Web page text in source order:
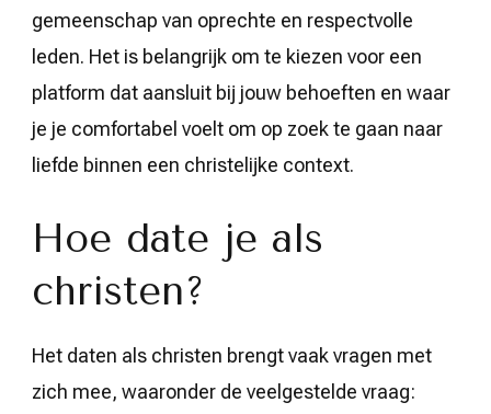
gemeenschap van oprechte en respectvolle
leden. Het is belangrijk om te kiezen voor een
platform dat aansluit bij jouw behoeften en waar
je je comfortabel voelt om op zoek te gaan naar
liefde binnen een christelijke context.
Hoe date je als
christen?
Het daten als christen brengt vaak vragen met
zich mee, waaronder de veelgestelde vraag: